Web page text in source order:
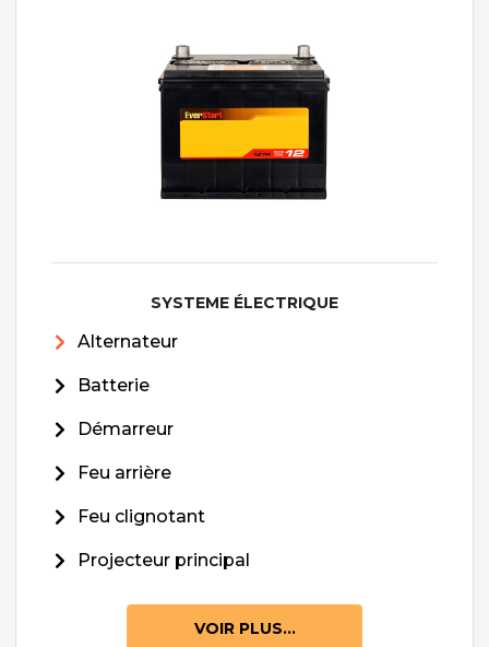
SYSTEME ÉLECTRIQUE
Alternateur
Batterie
Démarreur
Feu arrière
Feu clignotant
Projecteur principal
VOIR PLUS...